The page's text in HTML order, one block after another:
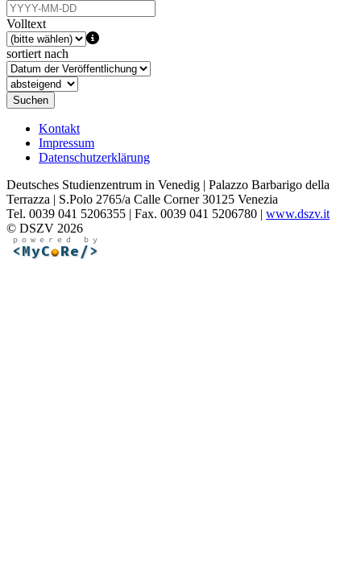
Volltext
sortiert nach
Suchen
Kontakt
Impressum
Datenschutzerklärung
Deutsches Studienzentrum in Venedig | Palazzo Barbarigo della
Terrazza | S.Polo 2765/a Calle Corner 30125 Venezia
Tel. 0039 041 5206355 | Fax. 0039 041 5206780 | www.dszv.it
© DSZV 2026